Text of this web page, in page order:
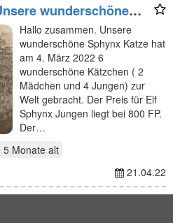
wunderschöne
Hallo zusammen. Unsere
wunderschöne Sphynx Katze hat
am 4. März 2022 6
wunderschöne Kätzchen ( 2
Mädchen und 4 Jungen) zur
Welt gebracht. Der Preis für Elf
Sphynx Jungen liegt bei 800 FP.
Der…
5 Monatealt
21.04.22